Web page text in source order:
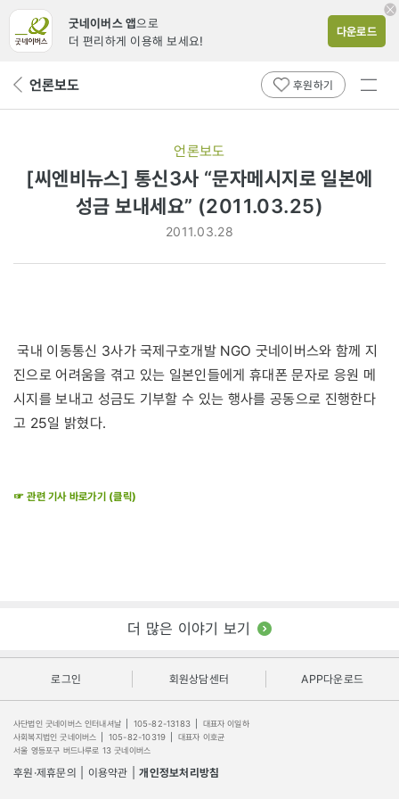
굿네이버스 앱으로
더 편리하게 이용해 보세요!
다운로드
뒤 언론보도 후원하기
전체
언론보도
[씨엔비뉴스] 통신3사 “문자메시지로 일본에
성금 보내세요” (2011.03.25)
2011.03.28
국내 이동통신 3사가 국제구호개발 NGO 굿네이버스와 함께 지
진으로 어려움을 겪고 있는 일본인들에게 휴대폰 문자로 응원 메
시지를 보내고 성금도 기부할 수 있는 행사를 공동으로 진행한다
고 25일 밝혔다.
☞ 관련 기사 바로가기 (클릭)
더 많은 이야기 보기
로그인 회원상담센터 APP다운로드
사단법인 굿네이버스 인터내셔날 105-82-13183
대표자 이일하
사회복지법인 굿네이버스
105-82-10319
대표자 이호균
서울 영등포구 버드나루로 13 굿네이버스
후원·제휴문의 이용약관 개인정보처리방침